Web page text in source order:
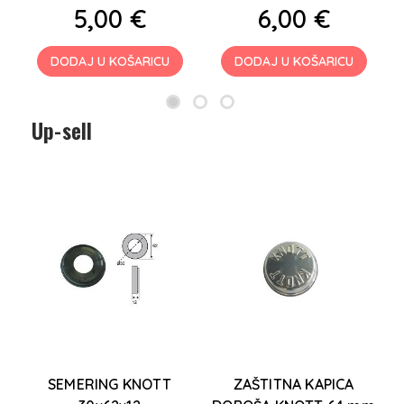
5,00 €
DODAJ U KOŠARICU
6,00 €
DODAJ U KOŠARICU
Up-sell
SEMERING KNOTT
ZAŠTITNA KAPICA